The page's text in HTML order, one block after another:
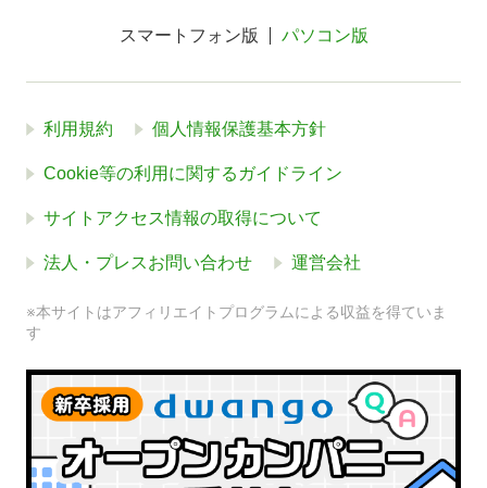
スマートフォン版 パソコン版
利用規約 個人情報保護基本方針
Cookie等の利用に関するガイドライン
サイトアクセス情報の取得について
法人・プレスお問い合わせ 運営会社
※本サイトはアフィリエイトプログラムによる収益を得ていま
す